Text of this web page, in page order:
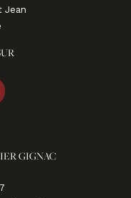
Jean
GIGNAC